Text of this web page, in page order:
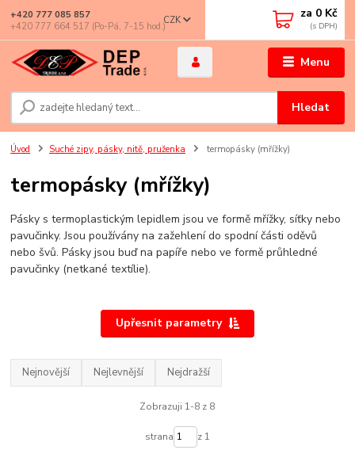
Menu
CZK
Hledat
+420 777 085 857
+420 777 664 517 (Po-Pá, 7-15 hod.)
za 0 Kč
Úvod Suché zipy, pásky, nitě, pruženka termopásky (mřížky)
termopásky (mřížky)
Pásky s termoplastickým lepidlem jsou ve formě mřížky, síťky nebo
pavučinky. Jsou používány na zažehlení do spodní části oděvů
nebo švů. Pásky jsou buď na papíře nebo ve formě průhledné
pavučinky (netkané textílie).
Upřesnit parametry
Nejnovější Nejlevnější Nejdražší
Zobrazuji 1-8 z 8
strana z 1